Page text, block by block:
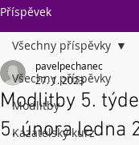
Příspěvek
Všechny příspěvky
Modlitby
Kazatelský kurz
Všechny příspěvky
Modlitby 5.
5. února ledna
pavelpechanec
27. 1. 2023